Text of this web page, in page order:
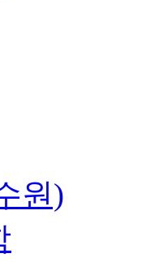
원)